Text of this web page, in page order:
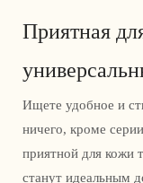
Приятная
Ищете удобное и
ничего, кроме
приятной для кожи
станут идеальным